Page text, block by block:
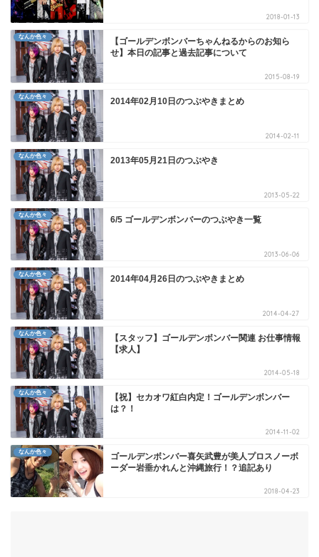
2018-01-13
なんか色々
【ゴールデンボンバーちゃんねるからのお知ら
せ】本日の記事と過去記事について
2015-08-19
なんか色々 2014年02月10日のつぶやきまとめ
2014-02-11
なんか色々 2013年05月21日のつぶやき
2013-05-22
なんか色々 6/5 ゴールデンボンバーのつぶやき一覧
2013-06-06
なんか色々 2014年04月26日のつぶやきまとめ
2014-04-27
なんか色々
【スタッフ】ゴールデンボンバー関連 お仕事情報
【求人】
2014-05-18
なんか色々
【祝】セカオワ紅白内定！ゴールデンボンバー
は？！
2014-11-02
なんか色々
ゴールデンボンバー喜矢武豊が美人プロスノーボ
ーダー岩垂かれんと沖縄旅行！？追記あり
2018-04-23